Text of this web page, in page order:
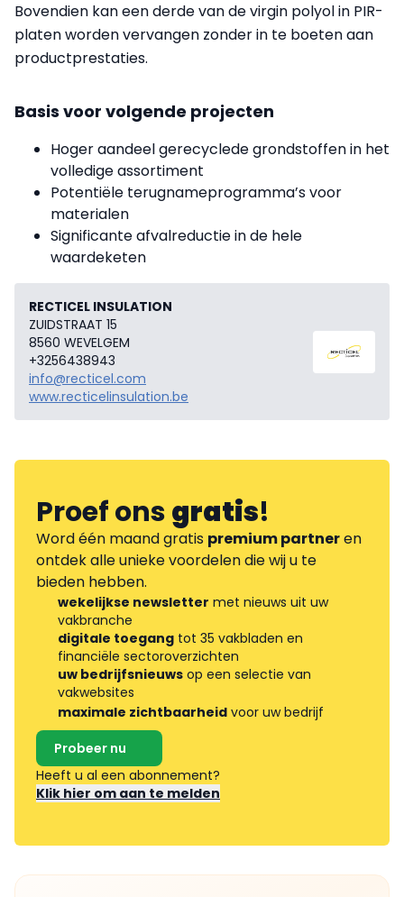
Bovendien kan een derde van de virgin polyol in PIR-
platen worden vervangen zonder in te boeten aan
productprestaties.
Basis voor volgende projecten
Hoger aandeel gerecyclede grondstoffen in het
volledige assortiment
Potentiële terugnameprogramma’s voor
materialen
Significante afvalreductie in de hele
waardeketen
RECTICEL INSULATION
ZUIDSTRAAT 15
8560 WEVELGEM
+3256438943
info@recticel.com
www.recticelinsulation.be
Proef onsgratis!
Word één maand gratis premium partneren
ontdek alle unieke voordelen die wij u te
bieden hebben.
wekelijkse newsletter met nieuws uit uw
vakbranche
digitale toegang tot 35 vakbladen en
financiële sectoroverzichten
uw bedrijfsnieuws op een selectie van
vakwebsites
maximale zichtbaarheid voor uw bedrijf
Probeer nu
Heeft u al een abonnement?
Klik hier om aan te melden